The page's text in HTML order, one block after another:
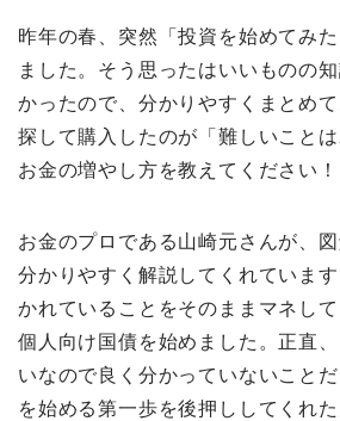
昨年の春、突然「投資を始めてみ
ました。そう思ったはいいものの
かったので、分かりやすくまとめ
探して購入したのが「難しいことは
お金の増やし方を教えてください！
お金のプロである山崎元さんが、
分かりやすく解説してくれていま
かれていることをそのままマネし
個人向け国債を始めました。正直
いなので良く分かっていないこと
を始める第一歩を後押ししてくれた